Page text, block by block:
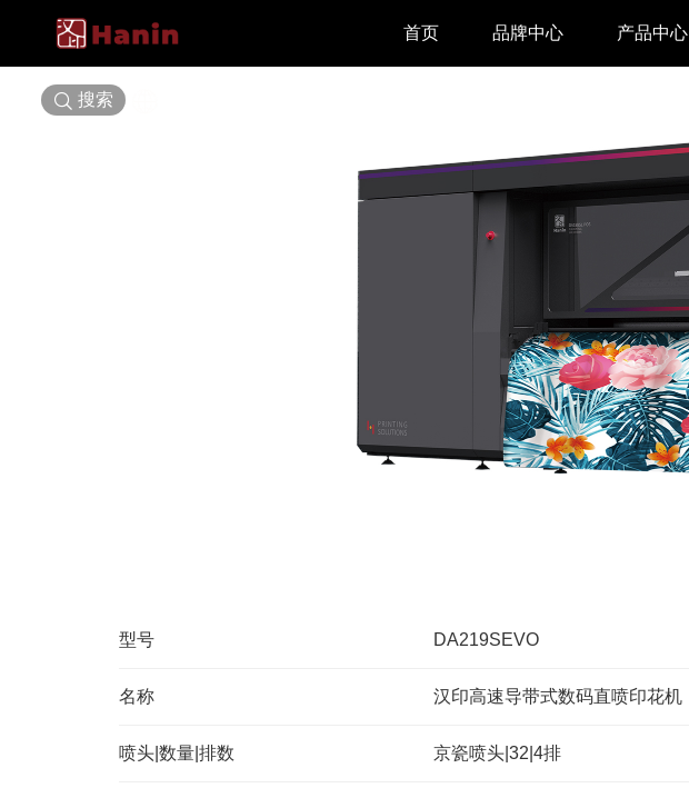
首页 品牌中心 产品中心
搜索
型号 DA219SEVO
名称 汉印高速导带式数码直喷印花机
喷头|数量|排数 京瓷喷头|32|4排